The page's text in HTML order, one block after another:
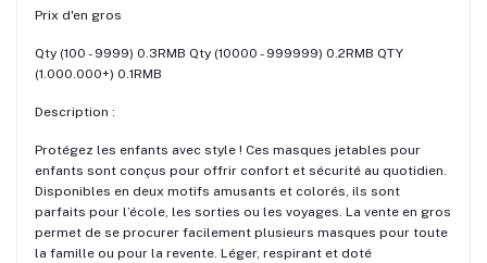
Prix d'en gros
Qty (100 - 9999) 0.3RMB Qty (10000 - 999999) 0.2RMB QTY
(1.000.000+) 0.1RMB
Description :
Protégez les enfants avec style ! Ces masques jetables pour
enfants sont conçus pour offrir confort et sécurité au quotidien.
Disponibles en deux motifs amusants et colorés, ils sont
parfaits pour l’école, les sorties ou les voyages. La vente en gros
permet de se procurer facilement plusieurs masques pour toute
la famille ou pour la revente. Léger, respirant et doté